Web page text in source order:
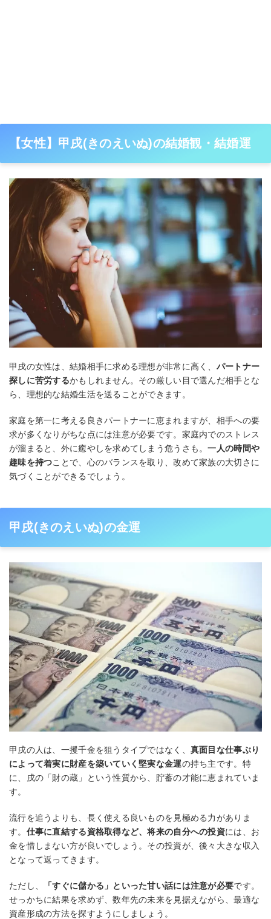
【女性】甲戌(きのえいぬ)の結婚観・結婚運
甲戌の女性は、結婚相手に求める理想が非常に高く、 パートナー
探しに苦労するかもしれません。その厳しい目で選んだ相手とな
ら、理想的な結婚生活を送ることができます。
家庭を第一に考える良きパートナーに恵まれますが、相手への要
求が多くなりがちな点には注意が必要です。家庭内でのストレス
が溜まると、外に癒やしを求めてしまう危うさも。一人の時間や
趣味を持つことで、心のバランスを取り、改めて家族の大切さに
気づくことができるでしょう。
甲戌(きのえいぬ)の金運
甲戌の人は、一攫千金を狙うタイプではなく、 真面目な仕事ぶり
によって着実に財産を築いていく堅実な金運の持ち主です。特
に、戌の「財の蔵」という性質から、貯蓄の才能に恵まれていま
す。
流行を追うよりも、長く使える良いものを見極める力がありま
す。 仕事に直結する資格取得など、将来の自分への投資には、お
金を惜しまない方が良いでしょう。その投資が、後々大きな収入
となって返ってきます。
ただし、 「すぐに儲かる」といった甘い話には注意が必要です。
せっかちに結果を求めず、数年先の未来を見据えながら、最適な
資産形成の方法を探すようにしましょう。